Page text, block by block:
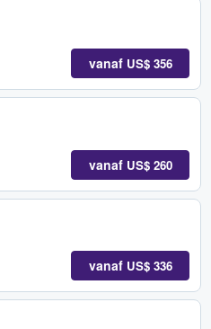
vanaf US$ 356
vanaf US$ 260
vanaf US$ 336